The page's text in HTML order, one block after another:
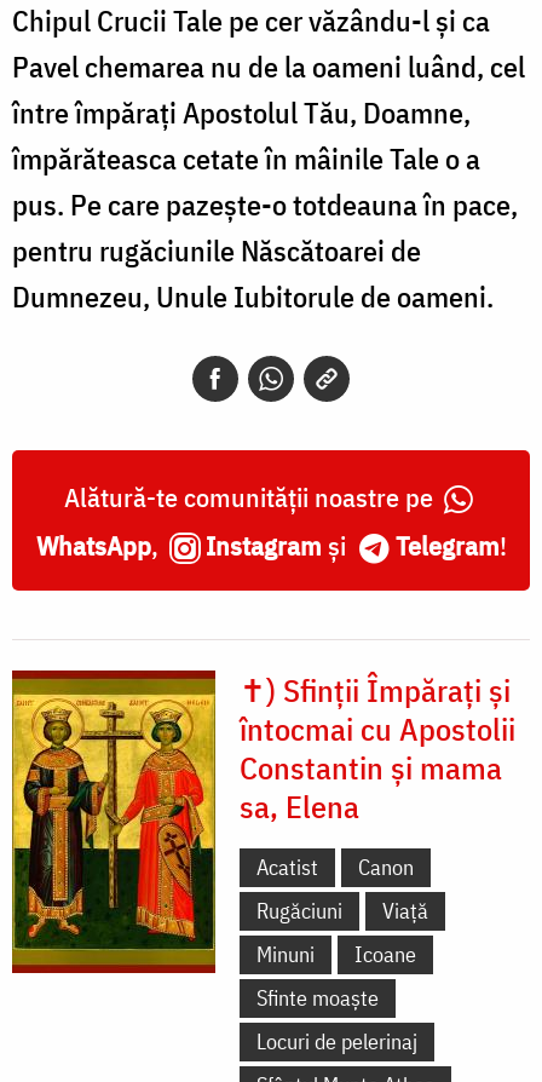
Chipul Crucii Tale pe cer văzându-l şi ca
Pavel chemarea nu de la oameni luând, cel
între împăraţi Apostolul Tău, Doamne,
împărăteasca cetate în mâinile Tale o a
pus. Pe care pazeşte-o totdeauna în pace,
pentru rugăciunile Născătoarei de
Dumnezeu, Unule Iubitorule de oameni.
Alătură-te comunității noastre pe
WhatsApp, Instagram și Telegram!
✝) Sfinții Împărați și
întocmai cu Apostolii
Constantin și mama
sa, Elena
Acatist
Canon
Rugăciuni
Viață
Minuni
Icoane
Sfinte moaște
Locuri de pelerinaj